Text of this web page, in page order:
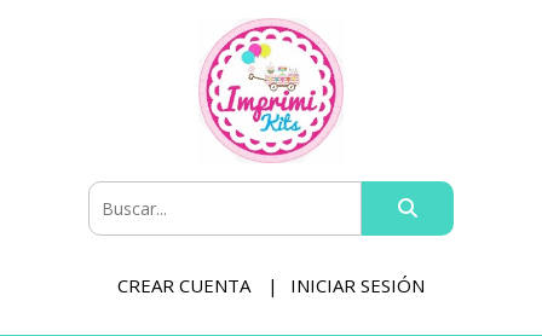
CREAR CUENTA INICIAR SESIÓN